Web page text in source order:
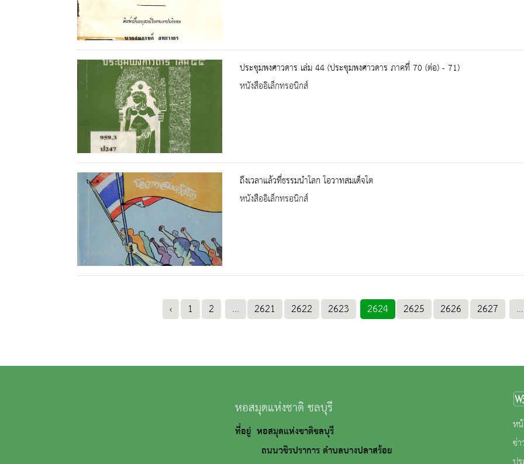
ประชุมพงศาวดาร เล่ม 44 (ประชุมพงศาวดาร ภาคที่ 70 (ต่อ) - 71)
หนังสืออิเล็กทรอนิกส์
ถึงเวลาแล้วที่ธรรมนำโลก โอวาทสมเด็จโต
หนังสืออิเล็กทรอนิกส์
‹ 1 2 ... 2621 2622 2623 2624 2625 2626 2627 ...
หอสมุดแห่งชาติ ชลบุรี
ที่อยู่ หอสมุดแห่งชาติชลบุรี
ถนนวชิรปราการ ตำบลบางปลาสร้อย
ห
ข่